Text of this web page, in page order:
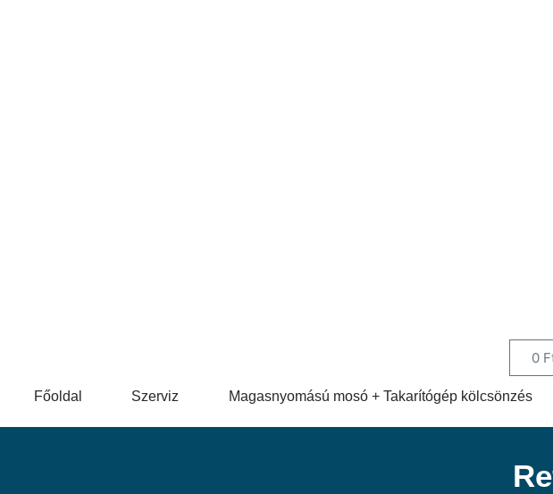
0
Főoldal Szerviz Magasnyomású mosó + Takarítógép kölcsönzés